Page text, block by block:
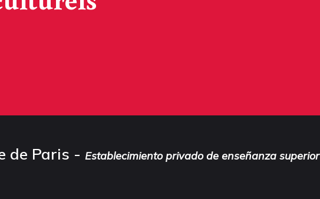
de Paris - Establecimiento privado de enseñanza superior